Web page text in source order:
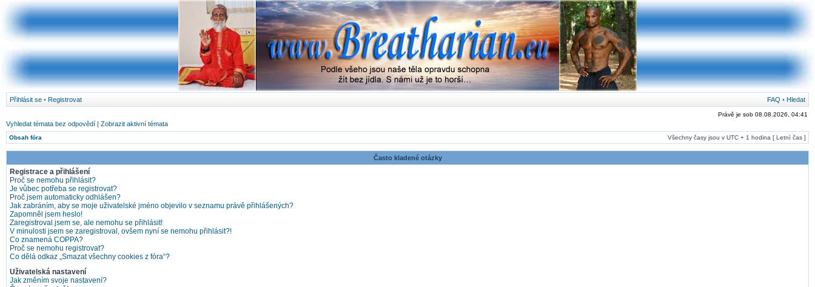
Přihlásit se • Registrovat FAQ • Hledat
Právě je sob 08.08.2026, 04:41
Vyhledat témata bez odpovědí | Zobrazit aktivní témata
Obsah fóra Všechny časy jsou v UTC + 1 hodina [ Letní čas ]
Často kladené otázky
Registrace a přihlášení
Proč se nemohu přihlásit?
Je vůbec potřeba se registrovat?
Proč jsem automaticky odhlášen?
Jak zabráním, aby se moje uživatelské jméno objevilo v seznamu právě přihlášených?
Zapomněl jsem heslo!
Zaregistroval jsem se, ale nemohu se přihlásit!
V minulosti jsem se zaregistroval, ovšem nyní se nemohu přihlásit?!
Co znamená COPPA?
Proč se nemohu registrovat?
Co dělá odkaz „Smazat všechny cookies z fóra“?
Uživatelská nastavení
Jak změním svoje nastavení?